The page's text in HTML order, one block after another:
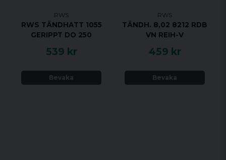
RWS
RWS TÄNDHATT 1055
GERIPPT DO 250
539 kr
Bevaka
RWS
TÄNDH. 8,02 8212 RDB
VN REIH-V
459 kr
Bevaka